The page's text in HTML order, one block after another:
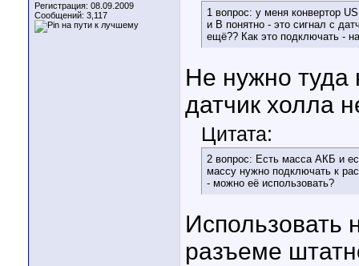
Регистрация: 08.09.2009
Сообщений: 3,117
1 вопрос: у меня конвертор
и В понятно - это сигнал с
ещё?? Как это подключать -
Не нужно туда
датчик холла
Цитата:
2 вопрос: Есть масса АКБ и
массу нужно подключать к
- можно её использовать?
Использовать
разъеме